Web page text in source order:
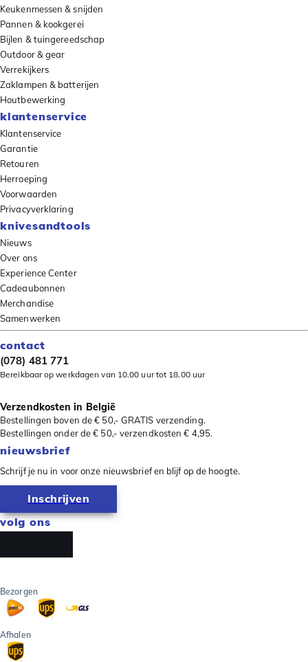
Keukenmessen & snijden
Pannen & kookgerei
Bijlen & tuingereedschap
Outdoor & gear
Verrekijkers
Zaklampen & batterijen
Houtbewerking
klantenservice
Klantenservice
Garantie
Retouren
Herroeping
Voorwaarden
Privacyverklaring
knivesandtools
Nieuws
Over ons
Experience Center
Cadeaubonnen
Merchandise
Samenwerken
contact
(078) 481 771
Bereikbaar op werkdagen van 10.00 uur tot 18.00 uur
Verzendkosten in België
Bestellingen boven de € 50,- GRATIS verzending.
Bestellingen onder de € 50,- verzendkosten € 4,95.
nieuwsbrief
Schrijf je nu in voor onze nieuwsbrief en blijf op de hoogte.
Inschrijven
volg ons
Bezorgen
Afhalen